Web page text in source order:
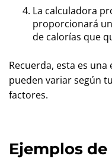
La calculadora
proporcionará
de calorías que
Recuerda, esta es
pueden variar según
factores.
Ejemplos